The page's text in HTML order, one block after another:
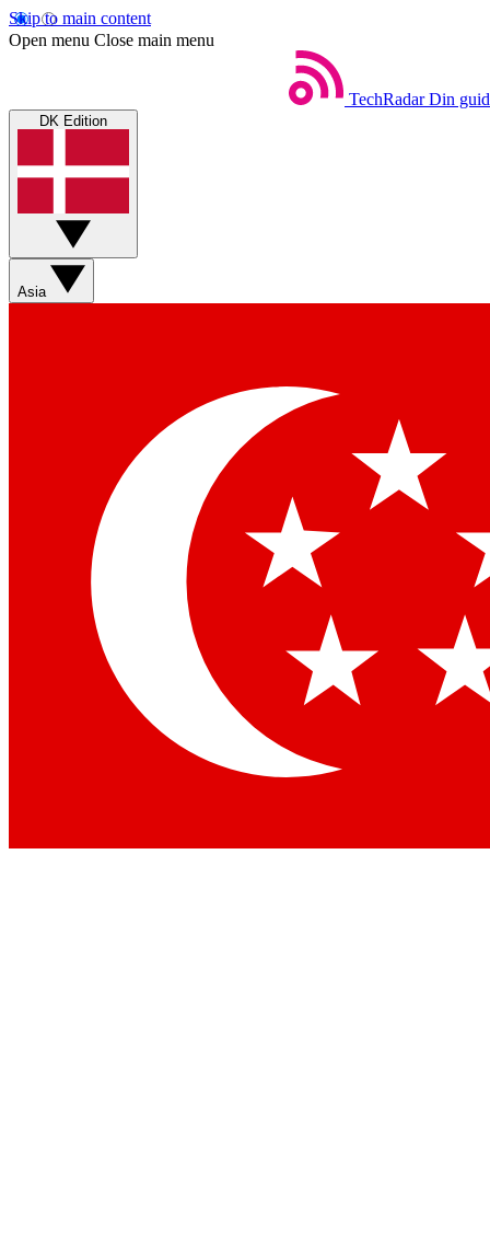
Skip to main content
Open menu Close main menu
TechRadar Din
DK Edition
Asia